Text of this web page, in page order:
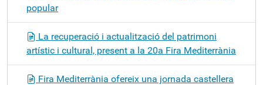
popular
La recuperació i actualització del patrimoni
artístic i cultural, present a la 20a Fira Mediterrània
Fira Mediterrània ofereix una jornada castellera